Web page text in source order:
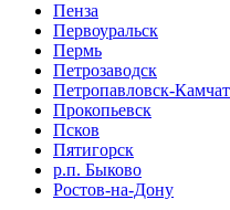
Пенза
Первоуральск
Пермь
Петрозаводск
Петропавловск-
Прокопьевск
Псков
Пятигорск
р.п. Быково
Ростов-на-Дону